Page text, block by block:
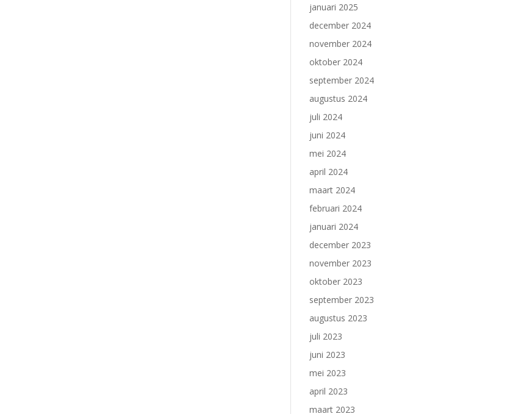
januari 2025
december 2024
november 2024
oktober 2024
september 2024
augustus 2024
juli 2024
juni 2024
mei 2024
april 2024
maart 2024
februari 2024
januari 2024
december 2023
november 2023
oktober 2023
september 2023
augustus 2023
juli 2023
juni 2023
mei 2023
april 2023
maart 2023